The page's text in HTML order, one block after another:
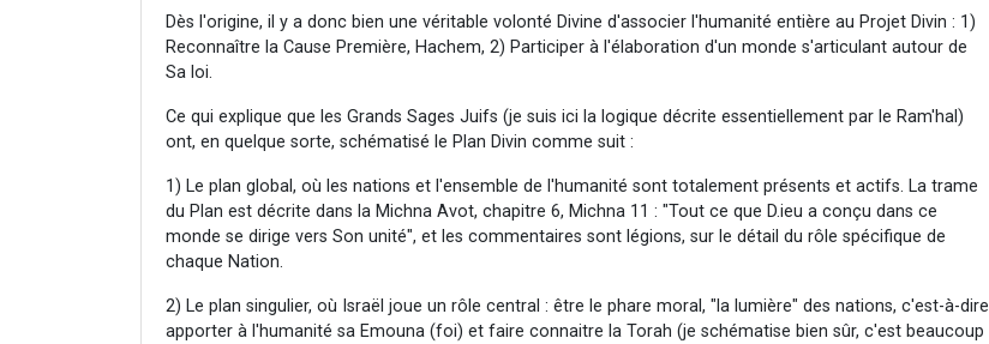
Dès l'origine, il y a donc bien une véritable volonté Divine d'associer l'humanité entière au Projet Divin : 1)
Reconnaître la Cause Première, Hachem, 2) Participer à l'élaboration d'un monde s'articulant autour de
Sa loi.
Ce qui explique que les Grands Sages Juifs (je suis ici la logique décrite essentiellement par le Ram'hal)
ont, en quelque sorte, schématisé le Plan Divin comme suit :
1) Le plan global, où les nations et l'ensemble de l'humanité sont totalement présents et actifs. La trame
du Plan est décrite dans la Michna Avot, chapitre 6, Michna 11 : "Tout ce que D.ieu a conçu dans ce
monde se dirige vers Son unité", et les commentaires sont légions, sur le détail du rôle spécifique de
chaque Nation.
2) Le plan singulier, où Israël joue un rôle central : être le phare moral, "la lumière" des nations, c'est-à-dire
apporter à l'humanité sa Emouna (foi) et faire connaitre la Torah (je schématise bien sûr, c'est beaucoup